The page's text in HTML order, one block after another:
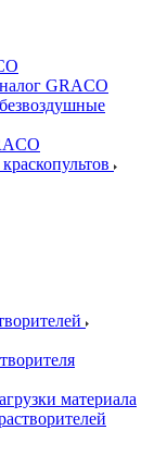
GRACO
материала